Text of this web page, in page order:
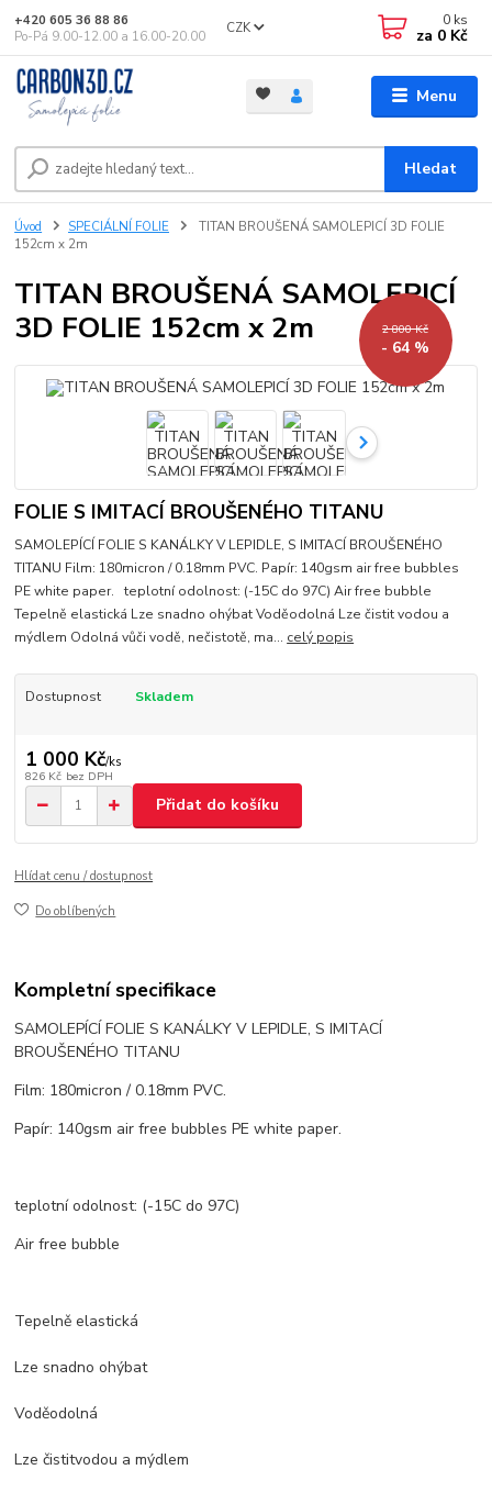
Menu
CZK
Hledat
+420 605 36 88 86
Po-Pá 9.00-12.00 a 16.00-20.00
0 ks
za 0 Kč
Úvod SPECIÁLNÍ FOLIE
TITAN BROUŠENÁ SAMOLEPICÍ 3D FOLIE
152cm x 2m
TITAN BROUŠENÁ SAMOLEPICÍ
3D FOLIE 152cm x 2m
2 800 Kč
- 64 %
FOLIE S IMITACÍ BROUŠENÉHO TITANU
SAMOLEPÍCÍ FOLIE S KANÁLKY V LEPIDLE, S IMITACÍ BROUŠENÉHO
TITANU Film: 180micron / 0.18mm PVC. Papír: 140gsm air free bubbles
PE white paper. teplotní odolnost: (-15C do 97C) Air free bubble
Tepelně elastická Lze snadno ohýbat Voděodolná Lze čistit vodou a
mýdlem Odolná vůči vodě, nečistotě, ma... celý popis
Dostupnost Skladem
1 000 Kč/ks
826 Kč bez DPH
Přidat do košíku
Hlídat cenu / dostupnost
Do oblíbených
Kompletní specifikace
SAMOLEPÍCÍ FOLIE S KANÁLKY V LEPIDLE, S IMITACÍ
BROUŠENÉHO TITANU
Film: 180micron / 0.18mm PVC.
Papír: 140gsm air free bubbles PE white paper.
teplotní odolnost: (-15C do 97C)
Air free bubble
Tepelně elastická
Lze snadno ohýbat
Voděodolná
Lze čistitvodou a mýdlem